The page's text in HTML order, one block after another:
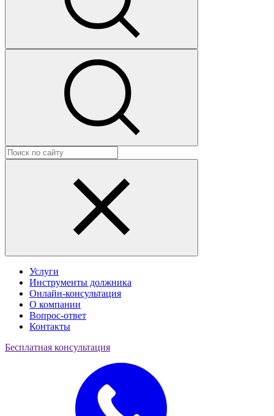
Услуги
Инструменты должника
Онлайн-консультация
О компании
Вопрос-ответ
Контакты
Бесплатная консультация